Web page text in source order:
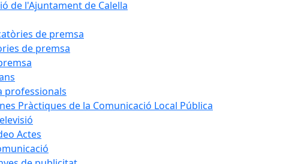
de l'Ajuntament de Calella
de premsa
de premsa
professionals
Pràctiques de la Comunicació Local Pública
Actes